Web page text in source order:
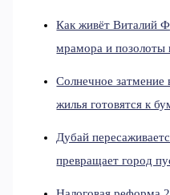
Как живёт Виталий
мрамора и позолоты
Солнечное затмение
жилья готовятся к
Дубай
превращает город